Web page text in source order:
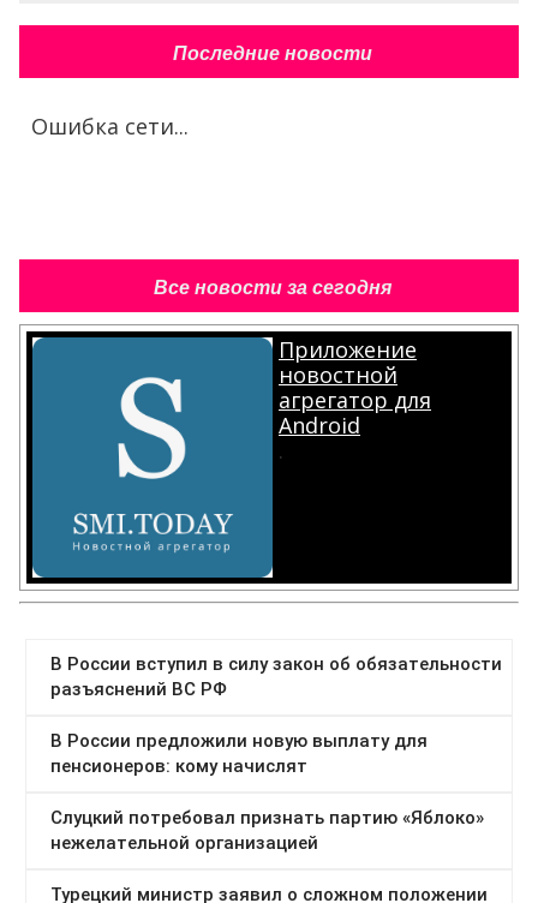
Последние новости
Ошибка сети...
Все новости за сегодня
Приложение
новостной
агрегатор для
Android
.